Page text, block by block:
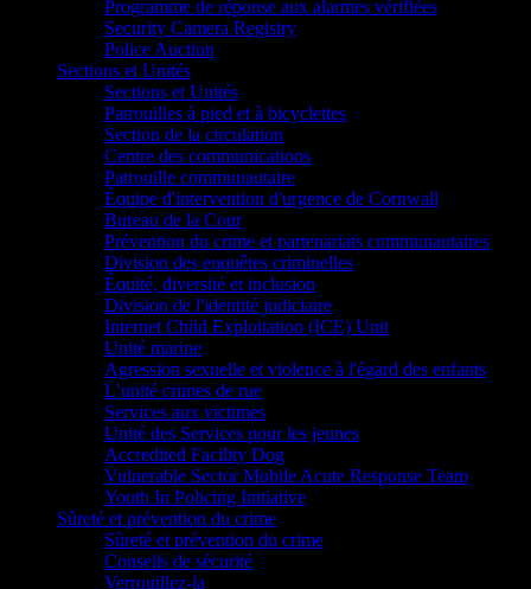
Programme de réponse aux alarmes vérifiées
Security Camera Registry
Police Auction
Sections et Unités
Sections et Unités
Patrouilles à pied et à bicyclettes
Section de la circulation
Centre des communications
Patrouille communautaire
Équipe d'intervention d'urgence de Cornwall
Bureau de la Cour
Prévention du crime et partenariats communautaires
Division des enquêtes criminelles
Équité, diversité et inclusion
Division de l'identité judiciaire
Internet Child Exploitation (ICE) Unit
Unité marine
Agression sexuelle et violence à l'égard des enfants
L’unité crimes de rue
Services aux victimes
Unité des Services pour les jeunes
Accredited Facility Dog
Vulnerable Sector Mobile Acute Response Team
Youth In Policing Initiative
Sûreté et prévention du crime
Sûreté et prévention du crime
Conseils de sécurité
Verrouillez-la